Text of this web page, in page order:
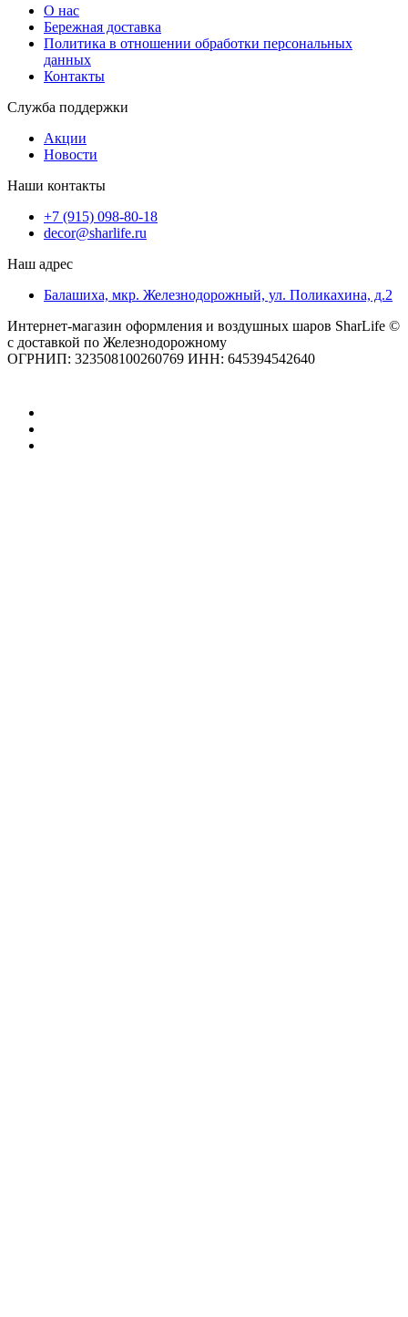
О нас
Бережная доставка
Политика в отношении обработки персональных
данных
Контакты
Служба поддержки
Акции
Новости
Наши контакты
+7 (915) 098-80-18
decor@sharlife.ru
Наш адрес
Балашиха, мкр. Железнодорожный, ул. Поликахина, д.2
Интернет-магазин оформления и воздушных шаров SharLife ©
с доставкой по Железнодорожному
ОГРНИП: 323508100260769 ИНН: 645394542640